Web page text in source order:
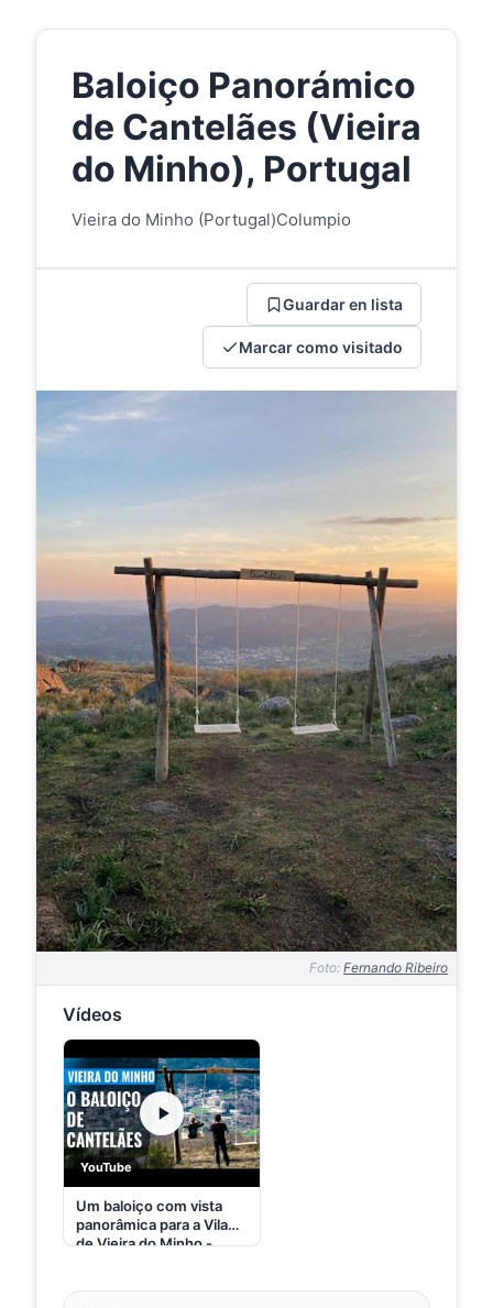
Baloiço Panorámico
de Cantelães (Vieira
do Minho), Portugal
Vieira do Minho (Portugal)Columpio
Guardar en lista
Marcar como visitado
Foto: Fernando Ribeiro
Vídeos
YouTube
Um baloiço com vista
panorâmica para a Vila
de Vieira do Minho -